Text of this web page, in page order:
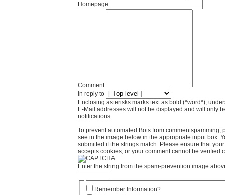
Homepage
Comment
In reply to
Enclosing asterisks marks text as bold (*word*),
E-Mail addresses will not be displayed and will only
notifications.
To prevent automated Bots from commentspamming,
see in the image below in the appropriate input box.
submitted if the strings match. Please ensure that
accepts cookies, or your comment cannot be verified
Enter the string from the spam-prevention image
Remember Information?